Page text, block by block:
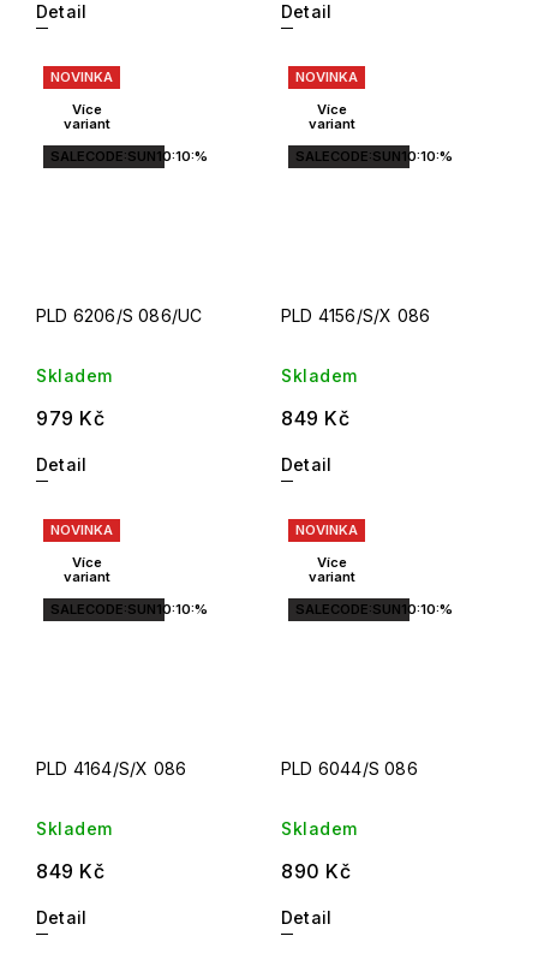
Detail Detail
NOVINKA
Více
variant
SALECODE:SUN10:10:%
PLD 6206/S 086/UC
Skladem
979 Kč
Detail
NOVINKA
Více
variant
SALECODE:SUN10:10:%
PLD 4156/S/X 086
Skladem
849 Kč
Detail
NOVINKA
Více
variant
SALECODE:SUN10:10:%
PLD 4164/S/X 086
Skladem
849 Kč
Detail
NOVINKA
Více
variant
SALECODE:SUN10:10:%
PLD 6044/S 086
Skladem
890 Kč
Detail